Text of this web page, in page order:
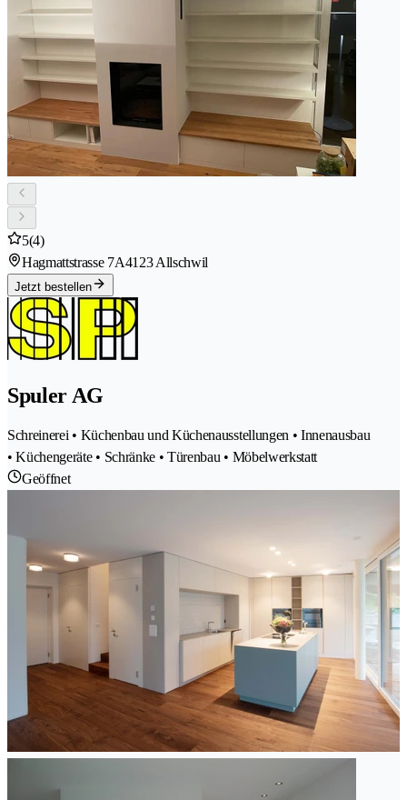
5(4)
Hagmattstrasse 7A4123 Allschwil
Jetzt bestellen
Spuler AG
Schreinerei • Küchenbau und Küchenausstellungen • Innenausbau
• Küchengeräte • Schränke • Türenbau • Möbelwerkstatt
Geöffnet